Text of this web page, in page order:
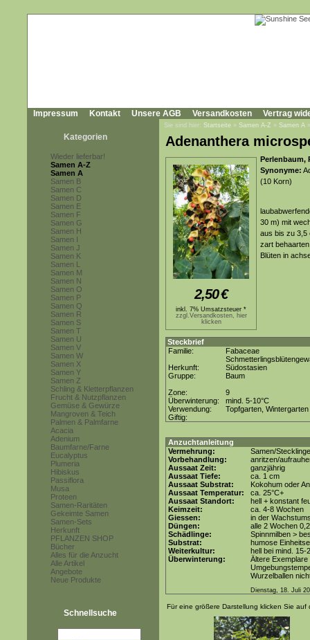
Impressum Kontakt Unsere AGB Versandkosten Vertrag
Kategorien
Wieder lieferbar!
Samen A-Z
Samen A
Samen B
Samen C
Samen D
Samen E
Samen F
Samen G
Samen H
Samen I
Samen J
Samen K
Samen L
Samen M
Samen N
Samen O
Samen P
Samen Q
Samen R
Samen S
Samen T
Samen U
Samen V
Samen W
Samen X
Samen Y
Samen Z
Schling & Kletterpflanzen
Frucht & Nutzpflanzen
Gemüse & Gewürze
Mangroven & Teich
Palmen & Palmfarne
Acacia
Adenium
Baumfarne/Farne
Eucalyptus
Plumeria
Hibiskus
Passiflora
Musa
Proteen
Samen-Raritäten
Gekeimte Samen
Samen-Sets
Herkunft
PFLANZEN SHOP
Bücher
Alles für die Anzucht
Alle Artikel
Angebote
Neue Produkte
Schnellsuche
Sie sind hier: Startseite » Samen A-Z » Samen A
Adenanthera
2,50€
inkl. 7% Umsatzsteuer *
zzgl.Versandkosten, hier
klicken
Perlenbaum,
Synonyme:
(10 Korn)
30 m) mit
aus bis zu 3,5
zart
Blüten in
Steckbrief
Familie:
Fabaceae
Herkunft:
Südostasien
Gruppe:
Baum
Zone:
9
Überwinterung:
mind. 5-10°C
Verwendung:
Topfgarten, Wintergarten
Giftig:
Anzuchtanleitung
Vermehrung:
Samen/Stecklinge
Vorbehandlung:
anritzen/
Aussaat Zeit:
ganzjährig
Aussaat Tiefe:
ca. 1 cm
Aussaat Substrat:
Kokohum oder
Aussaat Temperatur:
ca. 25°C+
Aussaat Standort:
hell + konstant
Keimzeit:
ca. 4-8 Wochen
Giessen:
in der
Düngen:
alle 2 Wochen
Schädlinge:
Spinnmilben >
Substrat:
humose
Weiterkultur:
hell bei mind. 15-
Überwinterung:
Ältere
Wurzelballen
Dienstag, 18. Juli
Für eine größere Darstellung klicken Sie auf